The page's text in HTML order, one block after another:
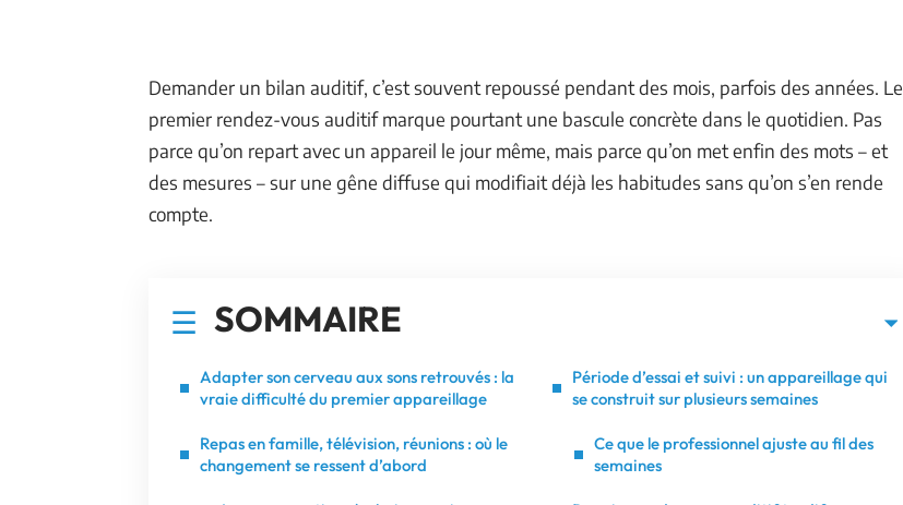
Demander un bilan auditif, c’est souvent repoussé pendant des mois, parfois des années. Le
premier rendez-vous auditif marque pourtant une bascule concrète dans le quotidien. Pas
parce qu’on repart avec un appareil le jour même, mais parce qu’on met enfin des mots – et
des mesures – sur une gêne diffuse qui modifiait déjà les habitudes sans qu’on s’en rende
compte.
SOMMAIRE
Adapter son cerveau aux sons retrouvés : la
vraie difficulté du premier appareillage
Repas en famille, télévision, réunions : où le
changement se ressent d’abord
Période d’essai et suivi : un appareillage qui
se construit sur plusieurs semaines
Ce que le professionnel ajuste au fil des
semaines